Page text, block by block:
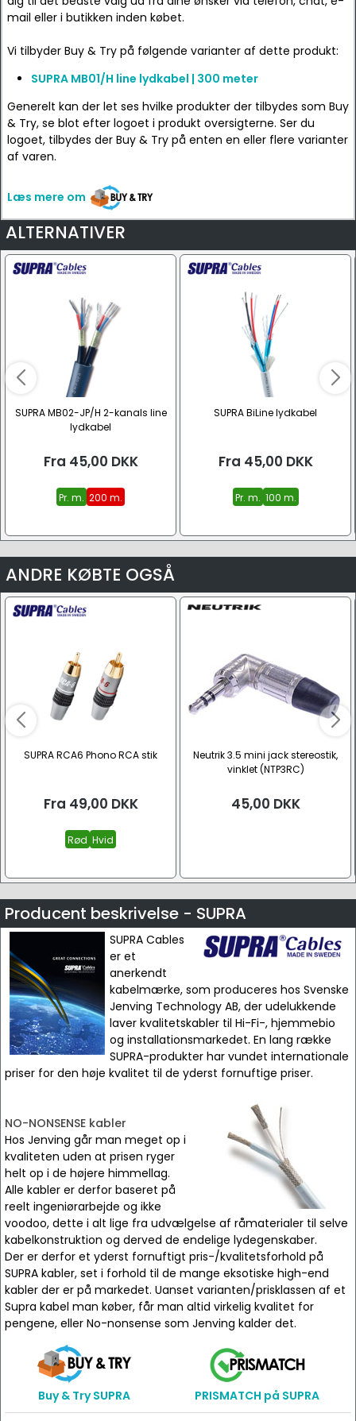
mail eller i butikken inden købet.
Vi tilbyder Buy & Try på følgende varianter af dette produkt:
SUPRA MB01/H line lydkabel | 300 meter
Generelt kan der let ses hvilke produkter der tilbydes som Buy
& Try, se blot efter logoet i produkt oversigterne. Ser du
logoet, tilbydes der Buy & Try på enten en eller flere varianter
af varen.
Læs mere om
ALTERNATIVER
SUPRA MB02-JP/H 2-kanals line
lydkabel
Fra 45,00 DKK
Pr. m. 200 m.
SUPRA BiLine lydkabel
Fra 45,00 DKK
Pr. m. 100 m.
ANDRE KØBTE OGSÅ
SUPRA RCA6 Phono RCA stik
Fra 49,00 DKK
Rød Hvid
Neutrik 3.5 mini jack stereostik,
vinklet (NTP3RC)
45,00 DKK
Producent beskrivelse - SUPRA
SUPRA Cables
er et
anerkendt
kabelmærke, som produceres hos Svenske
Jenving Technology AB, der udelukkende
laver kvalitetskabler til Hi-Fi-, hjemmebio
og installationsmarkedet. En lang række
SUPRA-produkter har vundet internationale
priser for den høje kvalitet til de yderst fornuftige priser.
NO-NONSENSE kabler
Hos Jenving går man meget op i
kvaliteten uden at prisen ryger
helt op i de højere himmellag.
Alle kabler er derfor baseret på
reelt ingeniørarbejde og ikke
voodoo, dette i alt lige fra udvælgelse af råmaterialer til selve
kabelkonstruktion og derved de endelige lydegenskaber.
Der er derfor et yderst fornuftigt pris-/kvalitetsforhold på
SUPRA kabler, set i forhold til de mange eksotiske high-end
kabler der er på markedet. Uanset varianten/prisklassen af et
Supra kabel man køber, får man altid virkelig kvalitet for
pengene, eller No-nonsense som Jenving kalder det.
Buy & Try SUPRA PRISMATCH på SUPRA